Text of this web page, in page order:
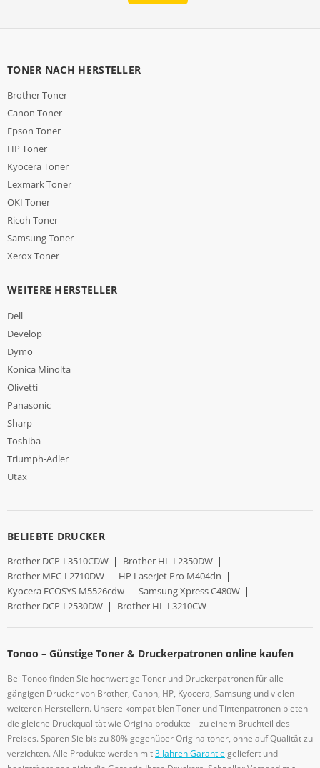
TONER NACH HERSTELLER
Brother Toner
Canon Toner
Epson Toner
HP Toner
Kyocera Toner
Lexmark Toner
OKI Toner
Ricoh Toner
Samsung Toner
Xerox Toner
WEITERE HERSTELLER
Dell
Develop
Dymo
Konica Minolta
Olivetti
Panasonic
Sharp
Toshiba
Triumph-Adler
Utax
BELIEBTE DRUCKER
Brother DCP-L3510CDW | Brother HL-L2350DW |
Brother MFC-L2710DW | HP LaserJet Pro M404dn |
Kyocera ECOSYS M5526cdw | Samsung Xpress C480W |
Brother DCP-L2530DW | Brother HL-L3210CW
Tonoo – Günstige Toner & Druckerpatronen online kaufen
Bei Tonoo finden Sie hochwertige Toner und Druckerpatronen für alle
gängigen Drucker von Brother, Canon, HP, Kyocera, Samsung und vielen
weiteren Herstellern. Unsere kompatiblen Toner und Tintenpatronen bieten
die gleiche Druckqualität wie Originalprodukte – zu einem Bruchteil des
Preises. Sparen Sie bis zu 80% gegenüber Originaltoner, ohne auf Qualität zu
verzichten. Alle Produkte werden mit3 Jahren Garantiegeliefert und